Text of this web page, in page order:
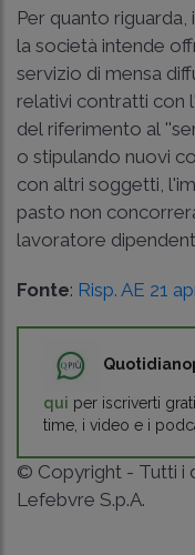
Per quanto
la società intende
servizio di mensa
relativi contratti con
del riferimento al
o stipulando nuovi
con altri soggetti,
pasto non
lavoratore
Fonte: Risp. AE 21
qui per iscriverti
time, i video e i
© Copyright - Tutti i
Lefebvre S.p.A.